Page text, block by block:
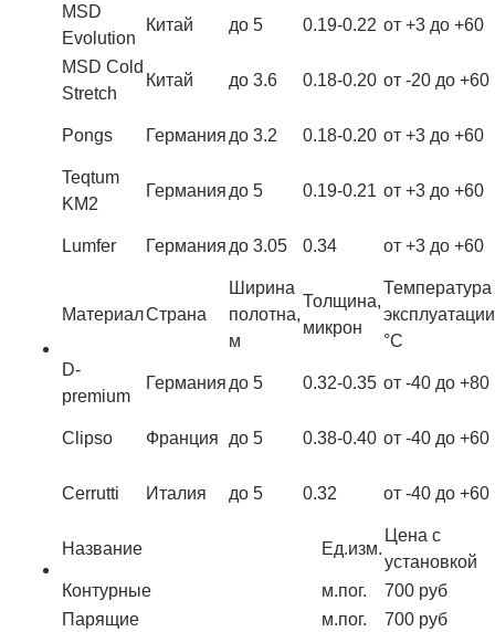
MSD
Evolution
Китай до 5 0.19-0.22 от +3 до +60
MSD Cold
Stretch
Китай до 3.6 0.18-0.20 от -20 до +60
Pongs Германия до 3.2 0.18-0.20 от +3 до +60
Teqtum
KM2
Германия до 5 0.19-0.21 от +3 до +60
Lumfer Германия до 3.05 0.34 от +3 до +60
МатериалСтрана
Ширина
полотна,
м
Толщина,
микрон
Температура
°С
D-
premium
Германия до 5 0.32-0.35 от -40 до +80
Clipso Франция до 5 0.38-0.40 от -40 до +60
Cerrutti Италия до 5 0.32 от -40 до +60
Название Ед.изм.
Цена с
установкой
Контурные
м.пог.
700 руб
Парящие
м.пог.
700 руб